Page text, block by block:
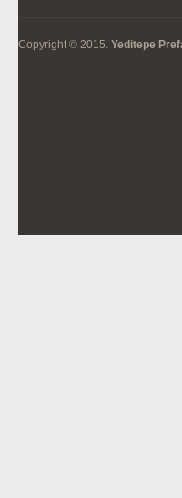
Copyright © 2015. Yeditepe